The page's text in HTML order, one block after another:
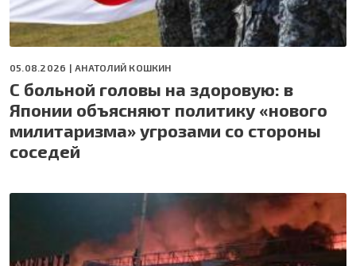
05.08.2026 |АНАТОЛИЙ КОШКИН
С больной головы на здоровую: в
Японии объясняют политику «нового
милитаризма» угрозами со стороны
соседей